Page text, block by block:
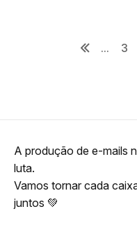
... 3
A produção de e-mails
luta.
Vamos tornar cada
juntos 💚